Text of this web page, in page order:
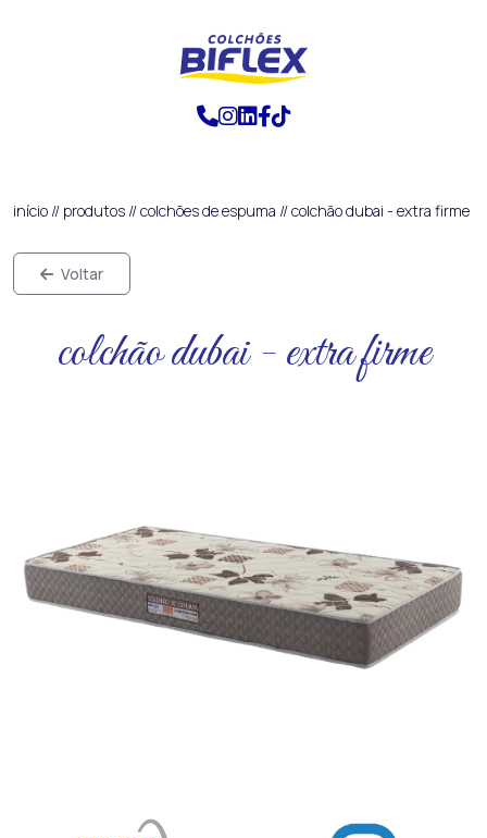
início // produtos //colchões de espuma //colchão dubai - extra firme
Voltar
colchão dubai - extra firme